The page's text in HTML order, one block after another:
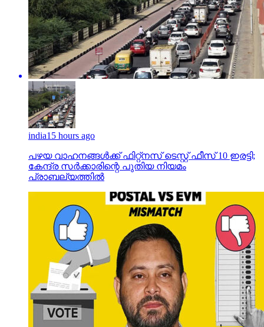
india15 hours ago
പഴയ വാഹനങ്ങള്‍ക്ക് ഫിറ്റ്‌നസ് ടെസ്റ്റ് ഫീസ് 10 ഇരട്ടി;
കേന്ദ്ര സര്‍ക്കാരിന്റെ പുതിയ നിയമം
പ്രാബല്യത്തില്‍
india3 days ago